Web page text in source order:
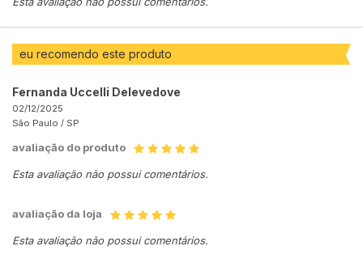
eu recomendo este produto
Fernanda Uccelli Delevedove
02/12/2025
São Paulo / SP
avaliação do produto
Esta avaliação não possui comentários.
avaliação da loja
Esta avaliação não possui comentários.